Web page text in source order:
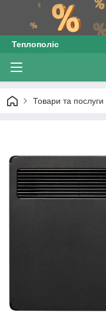
Теплополіс
Товари та послуги